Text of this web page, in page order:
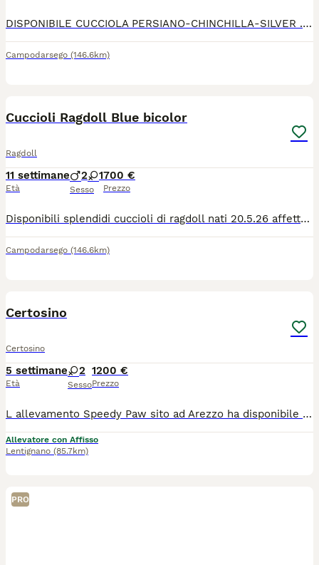
DISPONIBILE CUCCIOLA PERSIANO-CHINCHILLA-SILVER .SONO Dolcissima, amante delle coccole,abituata alla lettiera.I gattina va a casa nuova con libretto sanitario con primo vaccino e la sverminazione.Genitori visibili testati FIV-FELV - negattivi
Campodarsego (146.6km)
Cuccioli Ragdoll Blue bicolor
Ragdoll
11 settimane
Età
2 1
Sesso
700 €
Prezzo
Disponibili splendidi cuccioli di ragdoll nati 20.5.26 affettuosi abituati al contatto con persone. Rimasti solo due maschi e una femmina. Prima vaccinazione inclusa, trattamento antiparassitario effettuato. In ottima salute. Prezzo 700€ Per ulteriori informazioni foto o per fissare una visita contattami in privato
Campodarsego (146.6km)
Certosino
Certosino
5 settimane
Età
2
Sesso
1200 €
Prezzo
L allevamento Speedy Paw sito ad Arezzo ha disponibile una gattina di pura razza certosino , nata e cresciuta con amore e cura in casa , visibile con i suoi genitori, sarà ceduta al compimento del terzo mese con pedigree, libretto sanitario , microchip.
Allevatore con Affisso
Lentignano (85.7km)
PRO